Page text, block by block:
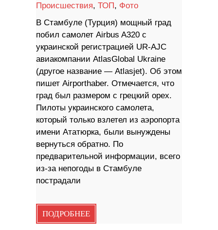
Происшествия, ТОП, Фото
В Стамбуле (Турция) мощный град
побил самолет Airbus A320 с
украинской регистрацией UR-AJC
авиакомпании AtlasGlobal Ukraine
(другое название — Atlasjet). Об этом
пишет Airporthaber. Отмечается, что
град был размером с грецкий орех.
Пилоты украинского самолета,
который только взлетел из аэропорта
имени Ататюрка, были вынуждены
вернуться обратно. По
предварительной информации, всего
из-за непогоды в Стамбуле
пострадали
ПОДРОБНЕЕ